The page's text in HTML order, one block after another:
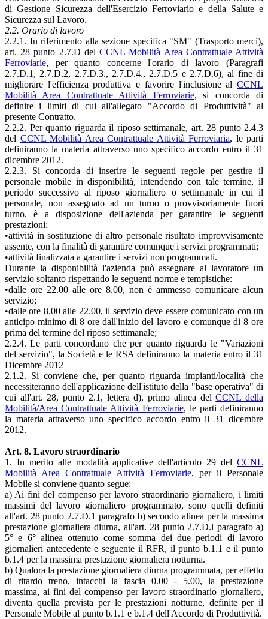
di Gestione Sicurezza dell'Esercizio Ferroviario e della Salute e
Sicurezza sul Lavoro.
2.2. Orario di lavoro
2.2.1. In riferimento alla sezione specifica "SM" (Trasporto merci),
art. 28 punto 2.7.D delCCNL Mobilità Area Contrattuale Attività
Ferroviarie, per quanto concerne l'orario di lavoro (Paragrafi
2.7.D.1, 2.7.D.2, 2.7.D.3., 2.7.D.4., 2.7.D.5 e 2.7.D.6), al fine di
migliorare l'efficienza produttiva e favorire l'inclusione al CCNL
Mobilità Area Contrattuale Attività Ferroviarie, si concorda di
definire i limiti di cui all'allegato "Accordo di Produttività" al
presente Contratto.
2.2.2. Per quanto riguarda il riposo settimanale, art. 28 punto 2.4.3
del CCNL Mobilità Area Contrattuale Attività Ferroviaria, le parti
definiranno la materia attraverso uno specifico accordo entro il 31
dicembre 2012.
2.2.3. Si concorda di inserire le seguenti regole per gestire il
personale mobile in disponibilità, intendendo con tale termine, il
periodo successivo al riposo giornaliero o settimanale in cui il
personale, non assegnato ad un turno o provvisoriamente fuori
turno, è a disposizione dell'azienda per garantire le seguenti
prestazioni:
•attività in sostituzione di altro personale risultato improvvisamente
assente, con la finalità di garantire comunque i servizi programmati;
•attività finalizzata a garantire i servizi non programmati.
Durante la disponibilità l'azienda può assegnare al lavoratore un
servizio soltanto rispettando le seguenti norme e tempistiche:
•dalle ore 22.00 alle ore 8.00, non è ammesso comunicare alcun
servizio;
•dalle ore 8.00 alle 22.00, il servizio deve essere comunicato con un
anticipo minimo di 8 ore dall'inizio del lavoro e comunque di 8 ore
prima del termine del riposo settimanale;
2.2.4. Le parti concordano che per quanto riguarda le "Variazioni
del servizio", la Società e le RSA definiranno la materia entro il 31
Dicembre 2012
2.1.2. Si conviene che, per quanto riguarda impianti/località che
necessiteranno dell'applicazione dell'istituto della "base operativa" di
cui all'art. 28, punto 2.1, lettera d), primo alinea delCCNL della
Mobilità/Area Contrattuale Attività Ferroviarie, le parti definiranno
la materia attraverso uno specifico accordo entro il 31 dicembre
2012.
Art. 8. Lavoro straordinario
1. In merito alle modalità applicative dell'articolo 29 del CCNL
Mobilità Area Contrattuale Attività Ferroviarie, per il Personale
Mobile si conviene quanto segue:
a) Ai fini del compenso per lavoro straordinario giornaliero, i limiti
massimi del lavoro giornaliero programmato, sono quelli definiti
all'art. 28 punto 2.7.D.1 paragrafo b) secondo alinea per la massima
prestazione giornaliera diurna, all'art. 28 punto 2.7.D.l paragrafo a)
5° e 6° alinea ottenuto come somma dei due periodi di lavoro
giornalieri antecedente e seguente il RFR, il punto b.1.1 e il punto
b.1.4 per la massima prestazione giornaliera notturna.
b) Qualora la prestazione giornaliera diurna programmata, per effetto
di ritardo treno, intacchi la fascia 0.00 - 5.00, la prestazione
massima, ai fini del compenso per lavoro straordinario giornaliero,
diventa quella prevista per le prestazioni notturne, definite per il
Personale Mobile al punto b.1.1 e b.1.4 dell'Accordo di Produttività.